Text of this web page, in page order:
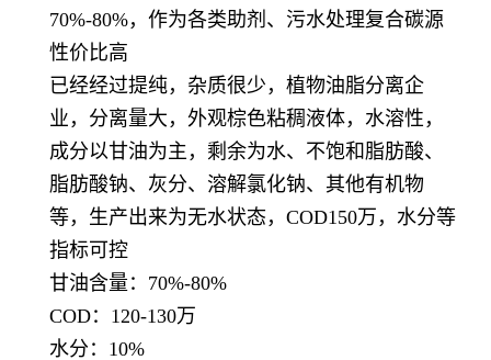
70%-80%，作为各类助剂、污水处理复合碳源
性价比高
已经经过提纯，杂质很少，植物油脂分离企
业，分离量大，外观棕色粘稠液体，水溶性，
成分以甘油为主，剩余为水、不饱和脂肪酸、
脂肪酸钠、灰分、溶解氯化钠、其他有机物
等，生产出来为无水状态，COD150万，水分等
指标可控
甘油含量：70%-80%
COD：120-130万
水分：10%